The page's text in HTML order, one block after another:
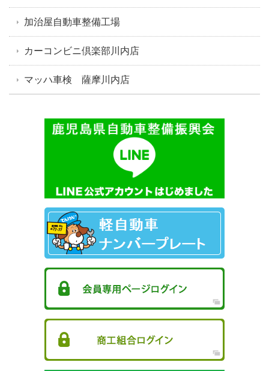
加治屋自動車整備工場
カーコンビニ倶楽部川内店
マッハ車検 薩摩川内店